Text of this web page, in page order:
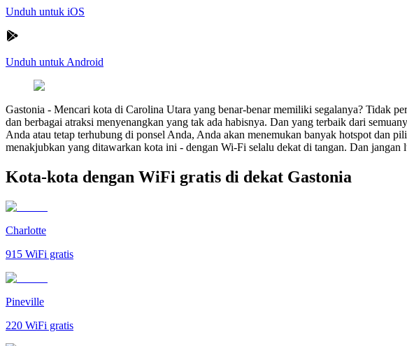
Unduh untuk iOS
Unduh untuk Android
Gastonia - Mencari kota di Carolina Utara yang benar-benar memiliki segalanya? Tidak
dan berbagai atraksi menyenangkan yang tak ada habisnya. Dan yang terbaik dari
Anda atau tetap terhubung di ponsel Anda, Anda akan menemukan banyak hotspot dan
menakjubkan yang ditawarkan kota ini - dengan Wi-Fi selalu dekat di tangan. Dan
Kota-kota dengan WiFi gratis di dekat Gastonia
Charlotte
915 WiFi gratis
Pineville
220 WiFi gratis